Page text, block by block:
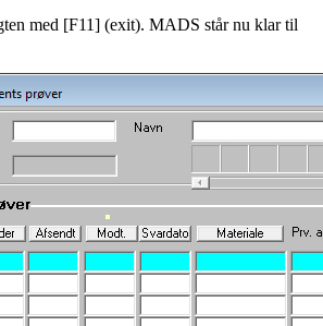
med [F11] (exit). MADS står nu klar til